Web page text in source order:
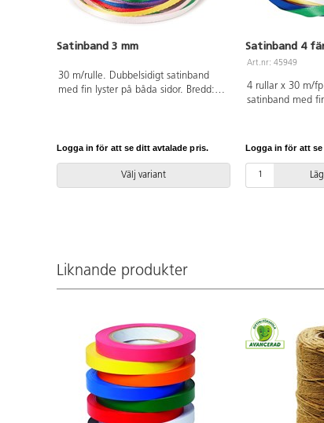
Satinband 3 mm
30 m/rulle. Dubbelsidigt satinband
med fin lyster på båda sidor. Bredd: 3
Logga in för att se ditt avtalade pris.
Välj variant
Satinband 4
Art.nr: 45949
4 rullar x 30 m/
satinband med
Logga in för att
Liknande produkter